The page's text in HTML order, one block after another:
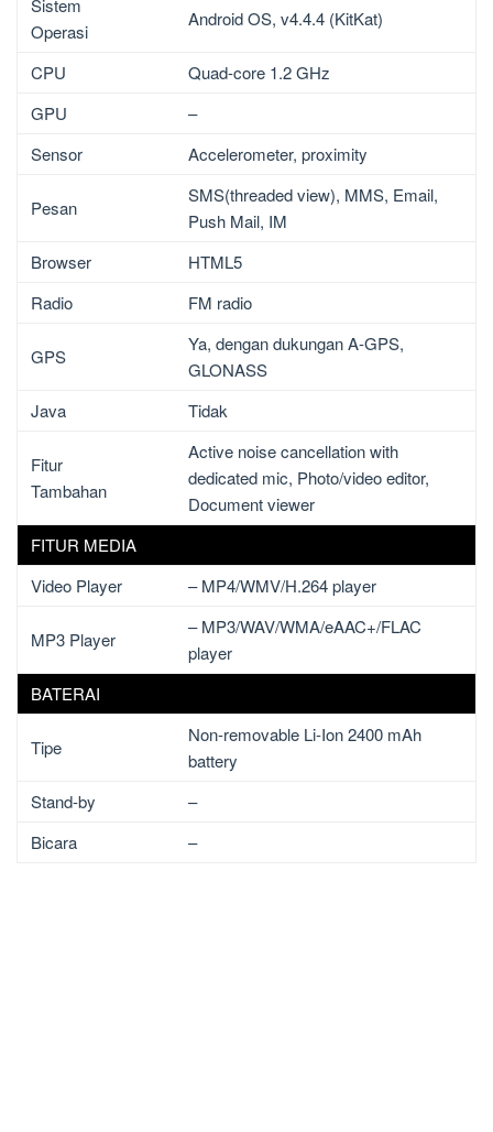
Sistem
Operasi
Android OS, v4.4.4 (KitKat)
CPU
Quad-core 1.2 GHz
GPU
–
Sensor
Accelerometer, proximity
Pesan
SMS(threaded view), MMS, Email,
Push Mail, IM
Browser
HTML5
Radio
FM radio
GPS
Ya, dengan dukungan A-GPS,
GLONASS
Java
Tidak
Fitur
Tambahan
Active noise cancellation with
dedicated mic, Photo/video editor,
Document viewer
FITUR MEDIA
Video Player
– MP4/WMV/H.264 player
MP3 Player
– MP3/WAV/WMA/eAAC+/FLAC
player
BATERAI
Tipe
Non-removable Li-Ion 2400 mAh
battery
Stand-by
–
Bicara
–